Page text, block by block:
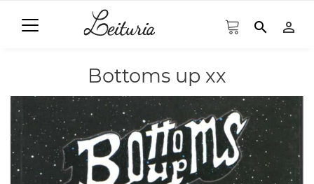
search person_outline
Bottoms up xx